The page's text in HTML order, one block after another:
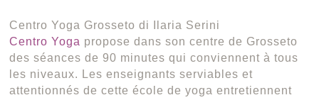
Centro Yoga Grosseto di Ilaria Serini
Centro Yoga propose dans son centre de Grosseto
des séances de 90 minutes qui conviennent à tous
les niveaux. Les enseignants serviables et
attentionnés de cette école de yoga entretiennent